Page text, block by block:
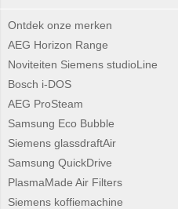
Ontdek onze merken
AEG Horizon Range
Noviteiten Siemens studioLine
Bosch i-DOS
AEG ProSteam
Samsung Eco Bubble
Siemens glassdraftAir
Samsung QuickDrive
PlasmaMade Air Filters
Siemens koffiemachine